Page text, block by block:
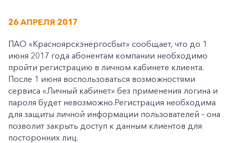
26 АПРЕЛЯ 2017
ПАО «Красноярскэнергосбыт» сообщает, что до 1
июня 2017 года абонентам компании необходимо
пройти регистрацию в личном кабинете клиента.
После 1 июня воспользоваться возможностями
сервиса «Личный кабинет» без применения логина и
пароля будет невозможно.Регистрация необходима
для защиты личной информации пользователей – она
позволит закрыть доступ к данным клиентов для
посторонних лиц.